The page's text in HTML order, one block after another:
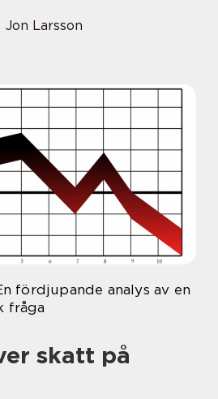
Jon Larsson
fördjupande analys av en
fråga
skatt på